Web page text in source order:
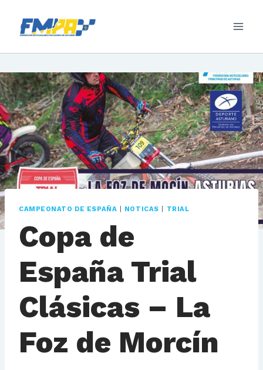
CAMPEONATO DE ESPAÑA NOTICAS TRIAL
Copa de
España Trial
Clásicas – La
Foz de Morcín